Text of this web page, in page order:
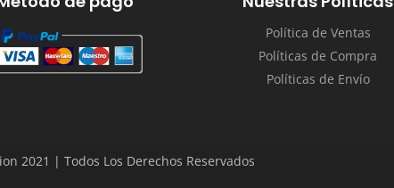
Política de Ventas
Políticas de Compra
Políticas de Envío
2021 | Todos Los Derechos Reservados